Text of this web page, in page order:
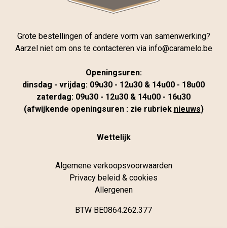
Grote bestellingen of andere vorm van samenwerking?
Aarzel niet om ons te contacteren via info@caramelo.be
Openingsuren:
dinsdag - vrijdag: 09u30 - 12u30 & 14u00 - 18u00
zaterdag: 09u30 - 12u30 & 14u00 - 16u30
(afwijkende openingsuren : zie rubriek nieuws)
Wettelijk
Algemene verkoopsvoorwaarden
Privacy beleid & cookies
Allergenen
BTW BE0864.262.377